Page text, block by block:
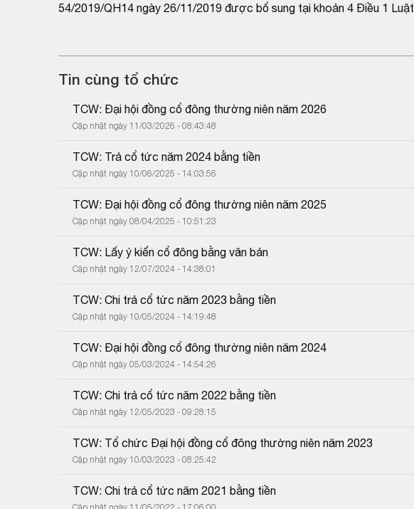
54/2019/QH14 ngày 26/11/2019 được bổ sung tại khoản 4 Điều 1
Tin cùng tổ chức
TCW: Đại hội đồng cổ đông thường niên năm 2026
Cập nhật ngày 11/03/2026 - 08:43:48
TCW: Trả cổ tức năm 2024 bằng tiền
Cập nhật ngày 10/06/2025 - 14:03:56
TCW: Đại hội đồng cổ đông thường niên năm 2025
Cập nhật ngày 08/04/2025 - 10:51:23
TCW: Lấy ý kiến cổ đông bằng văn bản
Cập nhật ngày 12/07/2024 - 14:38:01
TCW: Chi trả cổ tức năm 2023 bằng tiền
Cập nhật ngày 10/05/2024 - 14:19:48
TCW: Đại hội đồng cổ đông thường niên năm 2024
Cập nhật ngày 05/03/2024 - 14:54:26
TCW: Chi trả cổ tức năm 2022 bằng tiền
Cập nhật ngày 12/05/2023 - 09:28:15
TCW: Tổ chức Đại hội đồng cổ đông thường niên năm 2023
Cập nhật ngày 10/03/2023 - 08:25:42
TCW: Chi trả cổ tức năm 2021 bằng tiền